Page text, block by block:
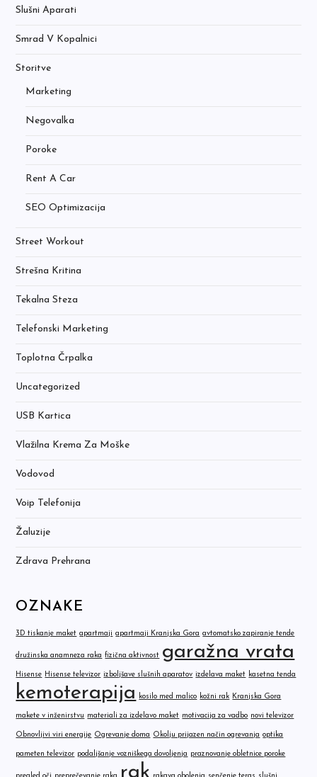
Slušni Aparati
Smrad V Kopalnici
Storitve
Marketing
Negovalka
Poroke
Rent A Car
SEO Optimizacija
Street Workout
Strešna Kritina
Tekalna Steza
Telefonski Marketing
Toplotna Črpalka
Uncategorized
USB Kartica
Vlažilna Krema Za Moške
Vodovod
Voip Telefonija
Žaluzije
Zdrava Prehrana
OZNAKE
3D tiskanje maket apartmaji apartmaji Kranjska Gora avtomatsko zapiranje tende
družinska anamneza raka fizična aktivnost garažna vrata
Hisense Hisense televizor izboljšave slušnih aparatov izdelava maket kasetna tenda
kemoterapija kosilo med malico kožni rak Kranjska Gora
makete v inženirstvu materiali za izdelavo maket motivacija za vadbo novi televizor
Obnovljivi viri energije Ogrevanje doma Okolju prijazen način ogrevanja optika
pameten televizor podaljšanje vozniškega dovoljenja praznovanje obletnice poroke
rak